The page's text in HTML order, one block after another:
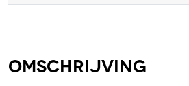
Omschrijving